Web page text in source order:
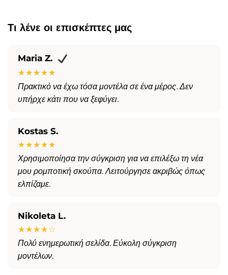
Τι λένε οι επισκέπτες μας
Maria Z.
★★★★★
Πρακτικό να έχω τόσα μοντέλα σε ένα μέρος. Δεν
υπήρχε κάτι που να ξεφύγει.
Kostas S.
★★★★★
Χρησιμοποίησα την σύγκριση για να επιλέξω τη νέα
μου ρομποτική σκούπα. Λειτούργησε ακριβώς όπως
ελπίζαμε.
Nikoleta L.
★★★★☆
Πολύ ενημερωτική σελίδα. Εύκολη σύγκριση
μοντέλων.